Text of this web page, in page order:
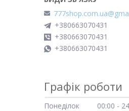
+380663070431
+380663070431
+380663070431
Графік роботи
Понеділок 00:00